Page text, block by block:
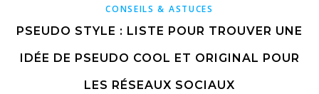
CONSEILS & ASTUCES
PSEUDO STYLE : LISTE POUR TROUVER UNE
IDÉE DE PSEUDO COOL ET ORIGINAL POUR
LES RÉSEAUX SOCIAUX